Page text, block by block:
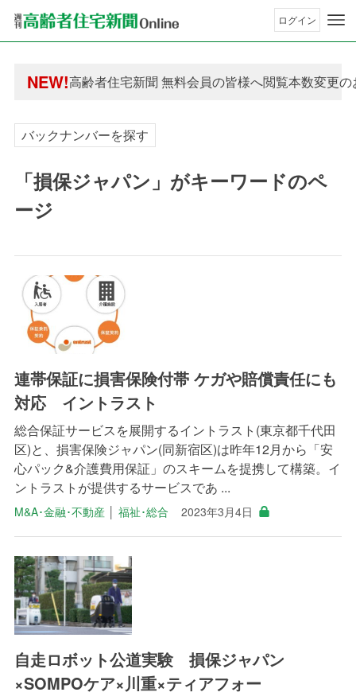
ログイン
NEW!高齢者住宅新聞 無料会員の皆様へ閲覧本数変更
高齢者住宅新聞 無料会員の皆様へ閲覧本数変更
バックナンバーを探す
「損保ジャパン」がキーワードのペ
ージ
連帯保証に損害保険付帯 ケガや賠償責任にも
対応 イントラスト
総合保証サービスを展開するイントラスト(東京都千代田
区)と、損害保険ジャパン(同新宿区)は昨年12月から「安
心パック&介護費用保証」のスキームを提携して構築。イ
ントラストが提供するサービスであ ...
M&A･金融･不動産│ 福祉･総合 2023年3月4日
自走ロボット公道実験 損保ジャパン
×SOMPOケア×川重×ティアフォー